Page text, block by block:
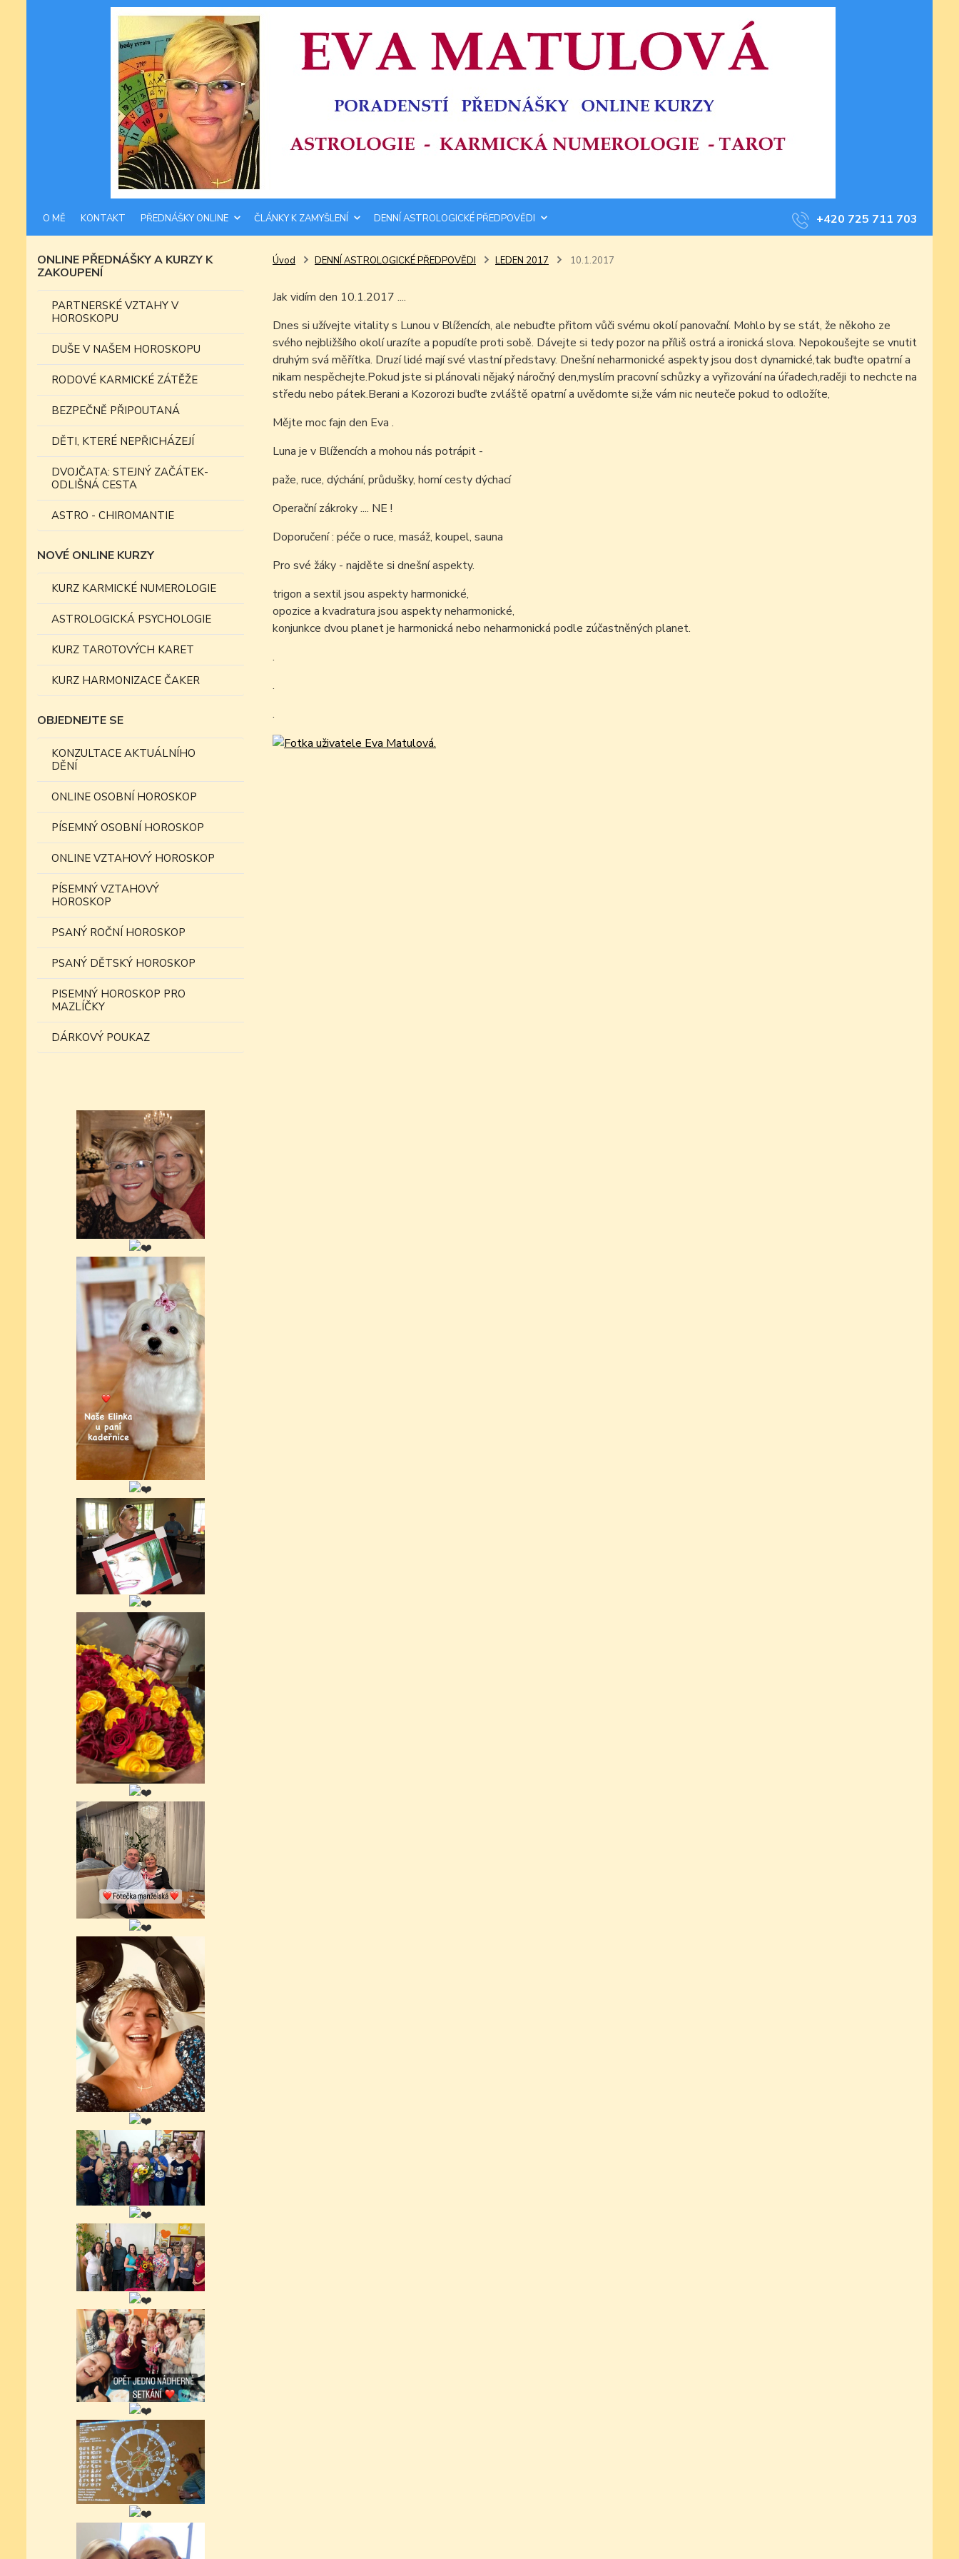
O MĚ KONTAKT PŘEDNÁŠKY ONLINE ČLÁNKY K ZAMYŠLENÍ DENNÍ ASTROLOGICKÉ PŘEDPOVĚDI +420 725 711 703
ONLINE PŘEDNÁŠKY A KURZY K
ZAKOUPENÍ
PARTNERSKÉ VZTAHY V
HOROSKOPU
DUŠE V NAŠEM HOROSKOPU
RODOVÉ KARMICKÉ ZÁTĚŽE
BEZPEČNĚ PŘIPOUTANÁ
DĚTI, KTERÉ NEPŘICHÁZEJÍ
DVOJČATA: STEJNÝ ZAČÁTEK-
ODLIŠNÁ CESTA
ASTRO - CHIROMANTIE
NOVÉ ONLINE KURZY
KURZ KARMICKÉ NUMEROLOGIE
ASTROLOGICKÁ PSYCHOLOGIE
KURZ TAROTOVÝCH KARET
KURZ HARMONIZACE ČAKER
OBJEDNEJTE SE
KONZULTACE AKTUÁLNÍHO
DĚNÍ
ONLINE OSOBNÍ HOROSKOP
PÍSEMNÝ OSOBNÍ HOROSKOP
ONLINE VZTAHOVÝ HOROSKOP
PÍSEMNÝ VZTAHOVÝ
HOROSKOP
PSANÝ ROČNÍ HOROSKOP
PSANÝ DĚTSKÝ HOROSKOP
PISEMNÝ HOROSKOP PRO
MAZLÍČKY
DÁRKOVÝ POUKAZ
Úvod DENNÍ ASTROLOGICKÉ PŘEDPOVĚDI LEDEN 2017 10.1.2017
Jak vidím den 10.1.2017 ....
Dnes si užívejte vitality s Lunou v Blížencích, ale nebuďte přitom vůči svému okolí panovační. Mohlo by se stát, že někoho ze
svého nejbližšího okolí urazíte a popudíte proti sobě. Dávejte si tedy pozor na příliš ostrá a ironická slova. Nepokoušejte se vnutit
druhým svá měřítka. Druzí lidé mají své vlastní představy. Dnešní neharmonické aspekty jsou dost dynamické,tak buďte opatrní a
nikam nespěchejte.Pokud jste si plánovali nějaký náročný den,myslím pracovní schůzky a vyřizování na úřadech,raději to nechcte na
středu nebo pátek.Berani a Kozorozi buďte zvláště opatrní a uvědomte si,že vám nic neuteče pokud to odložíte,
Mějte moc fajn den Eva .
Luna je v Blížencích a mohou nás potrápit -
paže, ruce, dýchání, průdušky, horní cesty dýchací
Operační zákroky .... NE !
Doporučení : péče o ruce, masáž, koupel, sauna
Pro své žáky - najděte si dnešní aspekty.
trigon a sextil jsou aspekty harmonické,
opozice a kvadratura jsou aspekty neharmonické,
konjunkce dvou planet je harmonická nebo neharmonická podle zúčastněných planet.
.
.
.